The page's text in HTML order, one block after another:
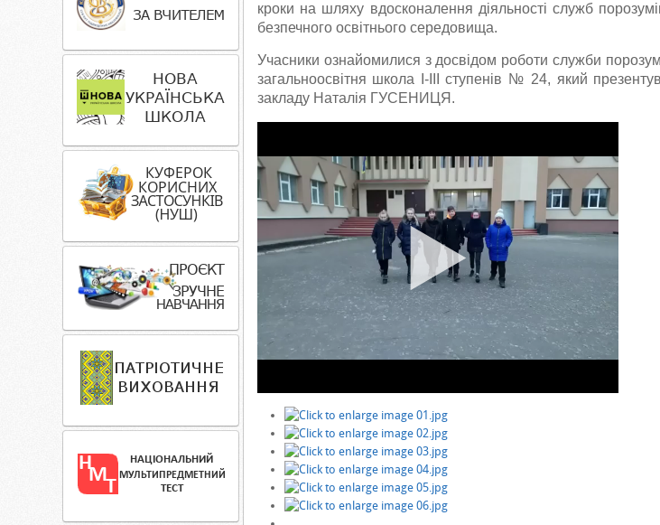
кроки на шляху вдосконалення діяльності служб
безпечного освітнього середовища.
Учасники ознайомилися з досвідом роботи служби
загальноосвітня школа І-ІІІ ступенів № 24, який
закладу Наталія ГУСЕНИЦЯ.